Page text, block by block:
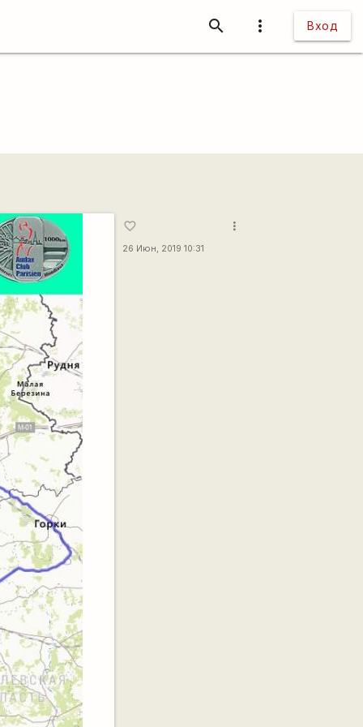
more_vert Вход
search
favorite_border
26 Июн, 2019 10:31
more_vert